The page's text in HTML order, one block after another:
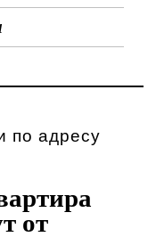
по адресу
от